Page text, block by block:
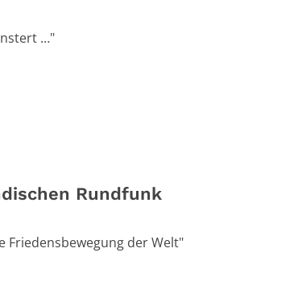
…"
Rundfunk
Friedensbewegung der Welt"